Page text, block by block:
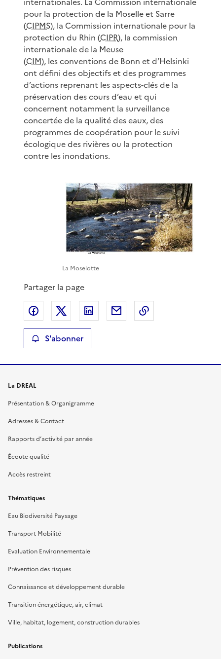
pour la protection de la Moselle et Sarre
(CIPMS), la Commission internationale pour la
protection du Rhin (CIPR), la commission
internationale de la Meuse
(CIM), les conventions de Bonn et d’Helsinki
ont défini des objectifs et des programmes
d’actions reprenant les aspects-clés de la
préservation des cours d’eau et qui
concernent notamment la surveillance
concertée de la qualité des eaux, des
programmes de coopération pour le suivi
écologique des rivières ou la protection
contre les inondations.
La Moselotte
Partager la page
Partager sur Facebook
Partager sur XPartager sur LinkedIn
Partager par email
S'abonner
La DREAL
Présentation & Organigramme
Adresses & Contact
Rapports d’activité par année
Écoute qualité
Accès restreint
Thématiques
Eau Biodiversité Paysage
Transport Mobilité
Evaluation Environnementale
Prévention des risques
Connaissance et développement durable
Transition énergétique, air, climat
Ville, habitat, logement, construction durables
Publications